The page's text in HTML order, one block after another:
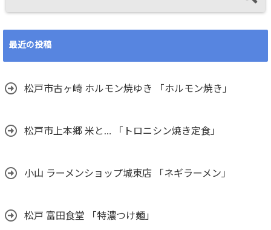
最近の投稿
松戸市古ヶ崎 ホルモン焼ゆき 「ホルモン焼き」
松戸市上本郷 米と… 「トロニシン焼き定食」
小山 ラーメンショップ城東店 「ネギラーメン」
松戸 富田食堂 「特濃つけ麺」